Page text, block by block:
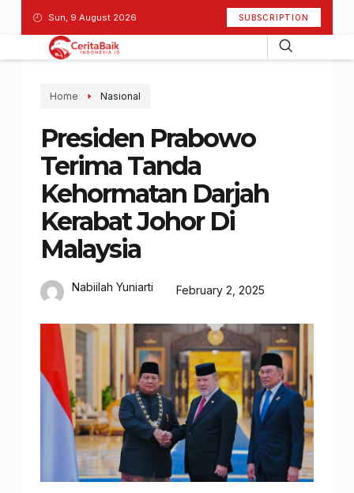
Sun, 9 August 2026 SUBSCRIPTION
Home Nasional
Presiden Prabowo
Terima Tanda
Kehormatan Darjah
Kerabat Johor Di
Malaysia
Nabiilah Yuniarti February 2, 2025